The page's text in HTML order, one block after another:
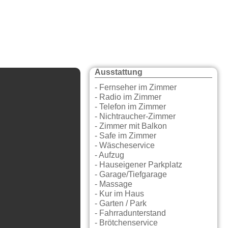
Ausstattung
- Fernseher im Zimmer
- Radio im Zimmer
- Telefon im Zimmer
- Nichtraucher-Zimmer
- Zimmer mit Balkon
- Safe im Zimmer
- Wäscheservice
- Aufzug
- Hauseigener Parkplatz
- Garage/Tiefgarage
- Massage
- Kur im Haus
- Garten / Park
- Fahrradunterstand
- Brötchenservice